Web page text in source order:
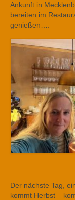
Ankunft in
bereiten im
genießen….
Der nächste Tag,
kommt Herbst –